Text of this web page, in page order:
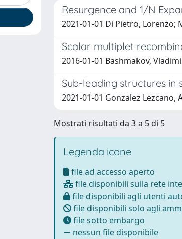
Resurgence and 1/N
2021-01-01 Di Pietro,
Scalar multiplet
2016-01-01 Bashmakov,
Sub-leading structures
2021-01-01 Gonzalez Lezcano,
Mostrati risultati da 3 a 5 di 5
Legenda icone
file ad accesso aperto
file disponibili sulla rete
file disponibili agli utenti
file disponibili solo agli
file sotto embargo
nessun file disponibile